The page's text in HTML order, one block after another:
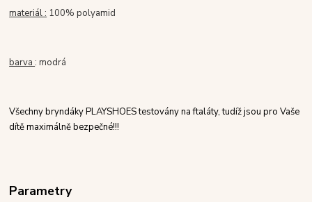
materiál : 100% polyamid
barva: modrá
Všechny bryndáky PLAYSHOES testovány na ftaláty, tudíž jsou pro Vaše
dítě maximálně bezpečné!!!
Parametry